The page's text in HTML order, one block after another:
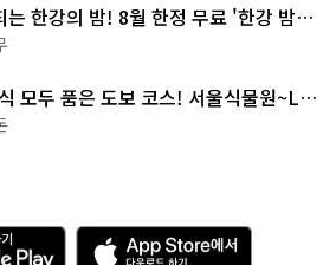
는 한강의 밤! 8월 한정 무료 '한강 밤
모두 품은 도보 코스! 서울식물원~LG
라스거리
A
p